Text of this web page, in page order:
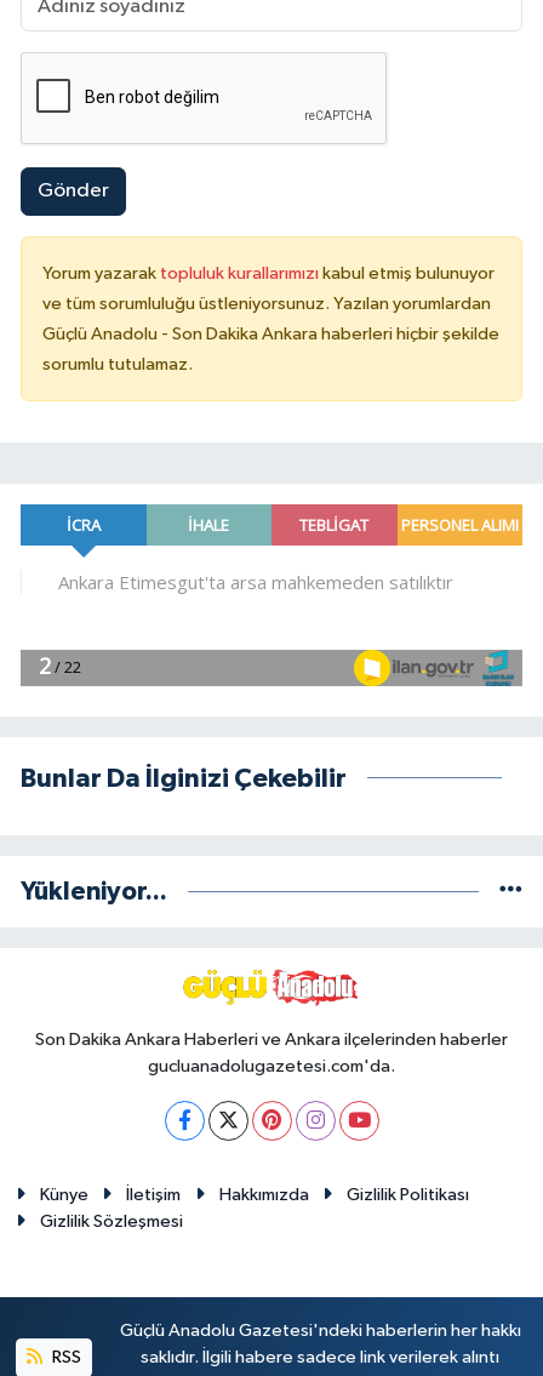
Gönder
Yorum yazarak topluluk kurallarımızı kabul etmiş bulunuyor
ve tüm sorumluluğu üstleniyorsunuz. Yazılan yorumlardan
Güçlü Anadolu - Son Dakika Ankara haberleri hiçbir şekilde
sorumlu tutulamaz.
Bunlar Da İlginizi Çekebilir
Yükleniyor...
Son Dakika Ankara Haberleri ve Ankara ilçelerinden haberler
gucluanadolugazetesi.com'da.
Künye İletişim Hakkımızda
Gizlilik Politikası
Gizlilik Sözleşmesi
RSS
Güçlü Anadolu Gazetesi'ndeki haberlerin her hakkı
saklıdır. İlgili habere sadece link verilerek alıntı